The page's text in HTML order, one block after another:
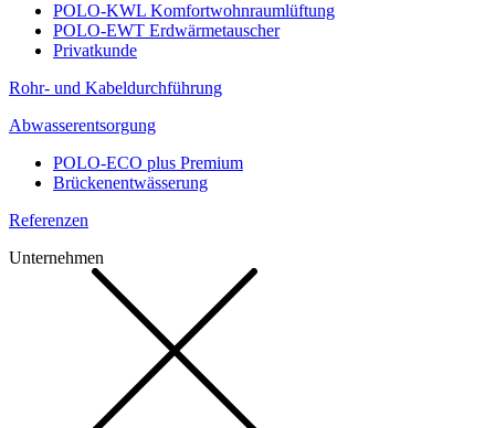
POLO-KWL Komfortwohnraumlüftung
POLO-EWT Erdwärmetauscher
Privatkunde
Rohr- und Kabeldurchführung
Abwasserentsorgung
POLO-ECO plus Premium
Brückenentwässerung
Referenzen
Unternehmen